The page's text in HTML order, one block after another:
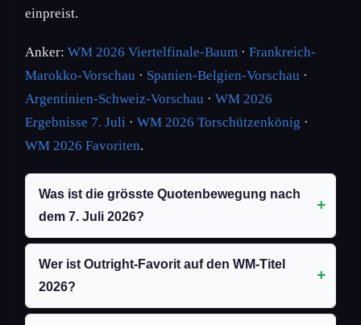
einpreist.
Anker: WM 2026 Viertelfinale-Baum · Frankreich-
Marokko-Vorschau · Spanien-Belgien-Vorschau ·
Argentinien-Schweiz-Vorschau · WM 2026
Ergebnisse 7. Juli · WM 2026 Torschützenkönig ·
WM 2026 Favoriten.
Was ist die grösste Quotenbewegung nach
dem 7. Juli 2026?
Wer ist Outright-Favorit auf den WM-Titel
2026?